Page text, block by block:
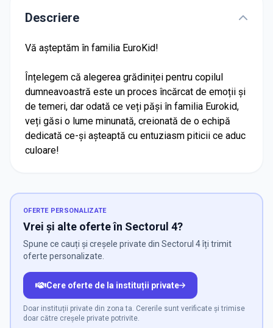
Descriere
Vă așteptăm în familia EuroKid!
Înțelegem că alegerea grădiniței pentru copilul
dumneavoastră este un proces încărcat de emoții și
de temeri, dar odată ce veți păși în familia Eurokid,
veți găsi o lume minunată, creionată de o echipă
dedicată ce-și așteaptă cu entuziasm piticii ce aduc
culoare!
OFERTE PERSONALIZATE
Vrei și alte oferte în Sectorul 4?
Spune ce cauți și creșele private din Sectorul 4 îți trimit
oferte personalizate.
Cere oferte de la instituții private
Doar instituții private din zona ta. Cererile sunt verificate și trimise
doar către creșele private potrivite.